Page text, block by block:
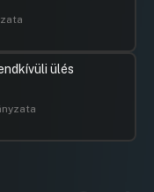
ülés